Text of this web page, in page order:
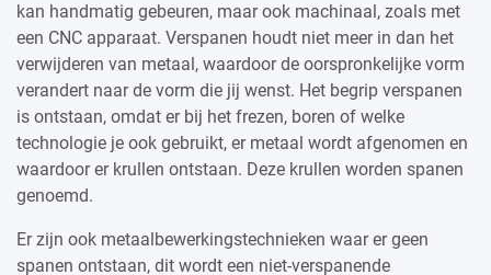
kan handmatig gebeuren, maar ook machinaal, zoals met
een CNC apparaat. Verspanen houdt niet meer in dan het
verwijderen van metaal, waardoor de oorspronkelijke vorm
verandert naar de vorm die jij wenst. Het begrip verspanen
is ontstaan, omdat er bij het frezen, boren of welke
technologie je ook gebruikt, er metaal wordt afgenomen en
waardoor er krullen ontstaan. Deze krullen worden spanen
genoemd.
Er zijn ook metaalbewerkingstechnieken waar er geen
spanen ontstaan, dit wordt een niet-verspanende